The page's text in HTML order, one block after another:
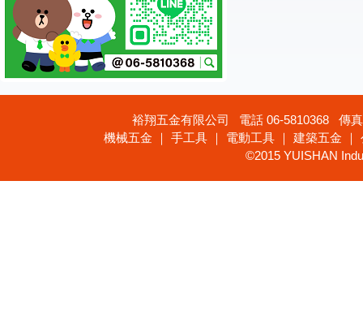
裕翔五金有限公司 電話 06-5810368 傳
機械五金 ｜ 手工具 ｜ 電動工具 ｜ 建築五金
©2015 YUISHAN